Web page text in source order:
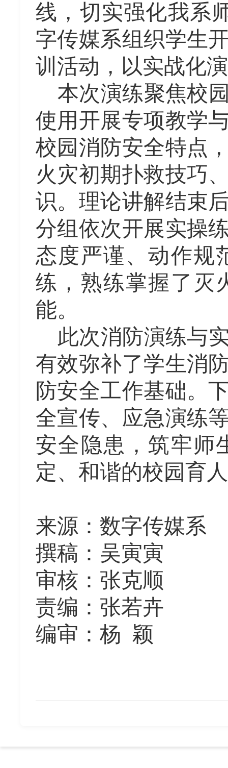
线，切实强化我系
字传媒系组织学生
训活动，以实战化
本次演练聚焦校
使用开展专项教学
校园消防安全特点
火灾初期扑救技巧
识。理论讲解结束
分组依次开展实操
态度严谨、动作规
练，熟练掌握了灭
能。
此次消防演练与
有效弥补了学生消
防安全工作基础。
全宣传、应急演练
安全隐患，筑牢师
定、和谐的校园育
来源 ： 数字传媒系
撰稿： 吴寅寅
审核：张克顺
责编：张若卉
编审：杨 颖